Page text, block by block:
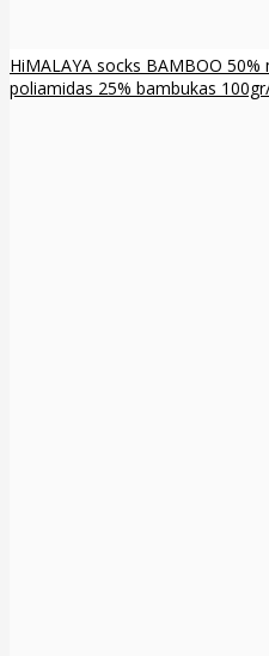
HiMALAYA socks BAMBOO
poliamidas 25% bambukas